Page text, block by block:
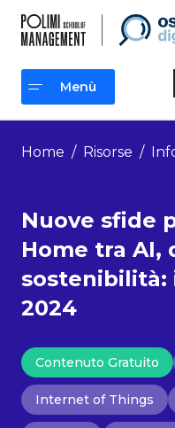
contenuto
Menù
Menù
Home / Risorse /
Nuove sfide
Home tra AI,
sostenibilità:
2024
Contenuto Gratuito
Internet of Things